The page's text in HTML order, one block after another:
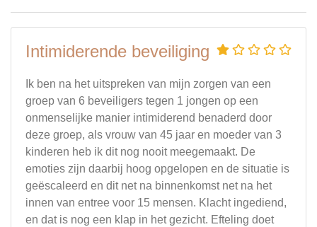
Intimiderende beveiliging
Ik ben na het uitspreken van mijn zorgen van een
groep van 6 beveiligers tegen 1 jongen op een
onmenselijke manier intimiderend benaderd door
deze groep, als vrouw van 45 jaar en moeder van 3
kinderen heb ik dit nog nooit meegemaakt. De
emoties zijn daarbij hoog opgelopen en de situatie is
geëscaleerd en dit net na binnenkomst net na het
innen van entree voor 15 mensen. Klacht ingediend,
en dat is nog een klap in het gezicht. Efteling doet